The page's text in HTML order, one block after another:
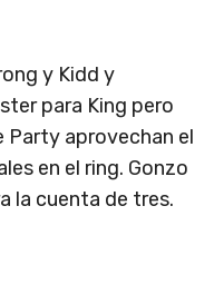
y Kidd y
para King pero
Party aprovechan el
en el ring. Gonzo
la cuenta de tres.